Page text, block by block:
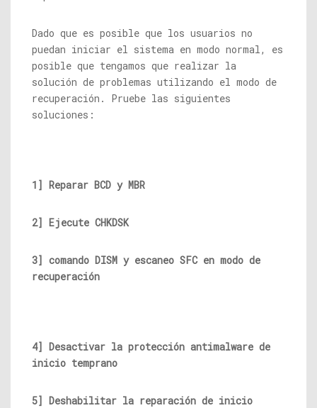
Dado que es posible que los usuarios no
puedan iniciar el sistema en modo normal, es
posible que tengamos que realizar la
solución de problemas utilizando el modo de
recuperación. Pruebe las siguientes
soluciones:
1] Reparar BCD y MBR
2] Ejecute CHKDSK
3] comando DISM y escaneo SFC en modo de
recuperación
4] Desactivar la protección antimalware de
inicio temprano
5] Deshabilitar la reparación de inicio